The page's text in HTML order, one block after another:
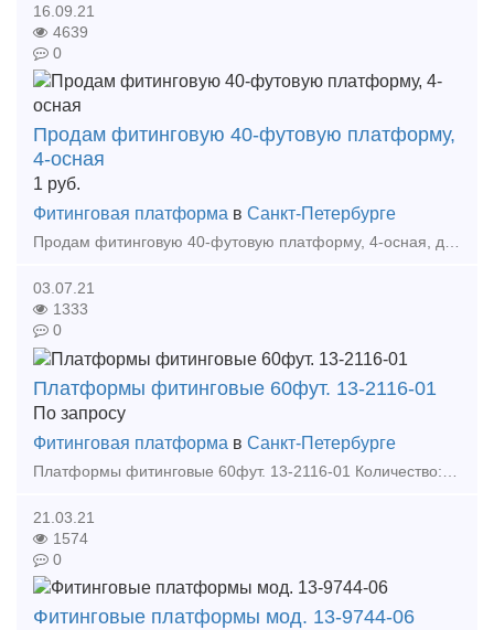
16.09.21
4639
0
Продам фитинговую 40-футовую платформу,
4-осная
1 руб.
Фитинговая платформа в Санкт-Петербурге
03.07.21
1333
0
Платформы фитинговые 60фут. 13-2116-01
По запросу
Фитинговая платформа в Санкт-Петербурге
21.03.21
1574
0
Фитинговые платформы мод. 13-9744-06